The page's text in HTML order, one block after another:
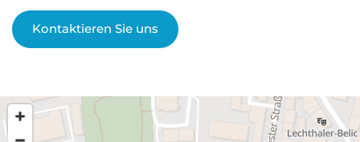
Kontaktieren Sie uns